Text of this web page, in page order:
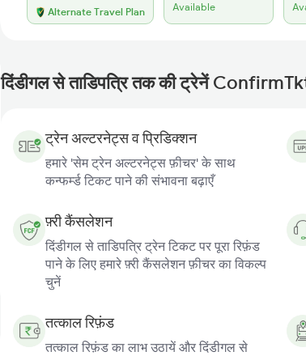
Alternate Travel Plan Available
दिंडीगल से ताडिपत्रि तक की ट्रेनें
ट्रेन अल्टरनेट्स व प्रिडिक्शन
हमारे 'सेम ट्रेन अल्टरनेट्स फ़ीचर' के साथ
कन्फर्म्ड टिकट पाने की संभावना बढ़ाएँ
फ़्री कैंसलेशन
दिंडीगल से ताडिपत्रि ट्रेन टिकट पर पूरा रिफ़ंड
पाने के लिए हमारे फ़्री कैंसलेशन फ़ीचर का विकल्प
चुनें
तत्काल रिफ़ंड
तत्काल रिफ़ंड का लाभ उठायें और दिंडीगल से